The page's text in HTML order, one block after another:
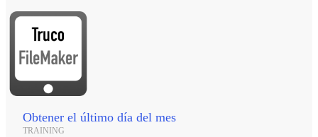
Obtener el último día del mes
TRAINING